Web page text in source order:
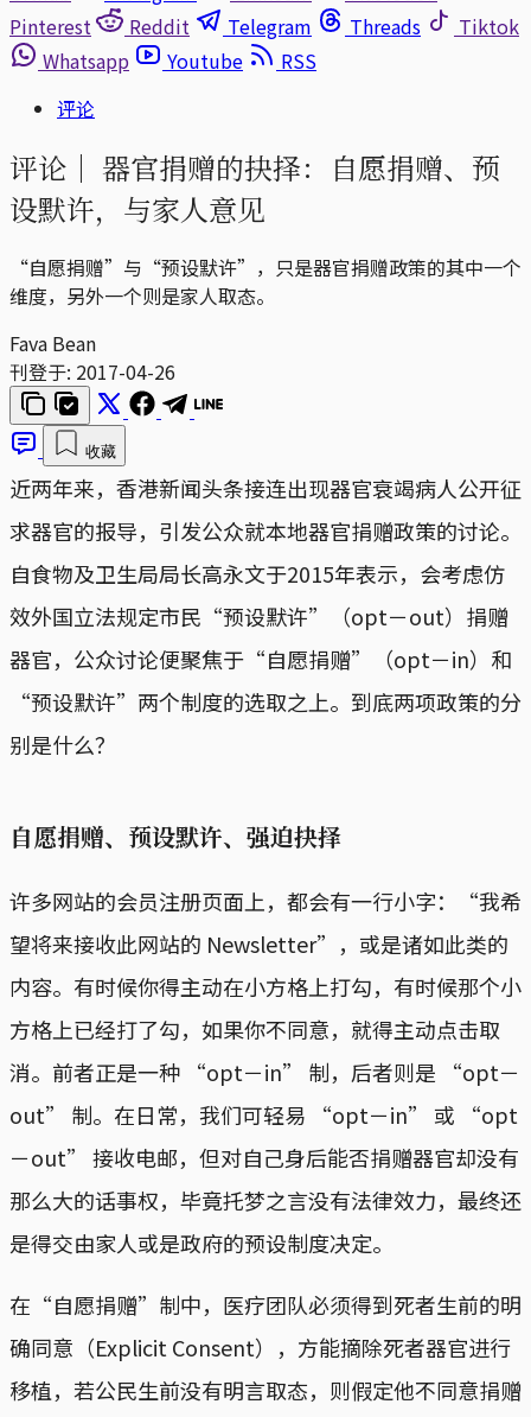
Pinterest
Reddit Telegram Threads
Tiktok
Whatsapp
Youtube
RSS
评论
评论｜ 器官捐赠的抉择：自愿捐赠、预
设默许，与家人意见
“自愿捐赠”与“预设默许”，只是器官捐赠政策的其中一个
维度，另外一个则是家人取态。
Fava Bean
刊登于: 2017-04-26
收藏
近两年来，香港新闻头条接连出现器官衰竭病人公开征
求器官的报导，引发公众就本地器官捐赠政策的讨论。
自食物及卫生局局长高永文于2015年表示，会考虑仿
效外国立法规定市民“预设默许”（opt－out）捐赠
器官，公众讨论便聚焦于“自愿捐赠”（opt－in）和
“预设默许”两个制度的选取之上。到底两项政策的分
别是什么？
自愿捐赠、预设默许、强迫抉择
许多网站的会员注册页面上，都会有一行小字：“我希
望将来接收此网站的 Newsletter”，或是诸如此类的
内容。有时候你得主动在小方格上打勾，有时候那个小
方格上已经打了勾，如果你不同意，就得主动点击取
消。前者正是一种 “opt－in” 制，后者则是 “opt－
out” 制。在日常，我们可轻易 “opt－in” 或 “opt
－out” 接收电邮，但对自己身后能否捐赠器官却没有
那么大的话事权，毕竟托梦之言没有法律效力，最终还
是得交由家人或是政府的预设制度决定。
在“自愿捐赠”制中，医疗团队必须得到死者生前的明
确同意（Explicit Consent），方能摘除死者器官进行
移植，若公民生前没有明言取态，则假定他不同意捐赠